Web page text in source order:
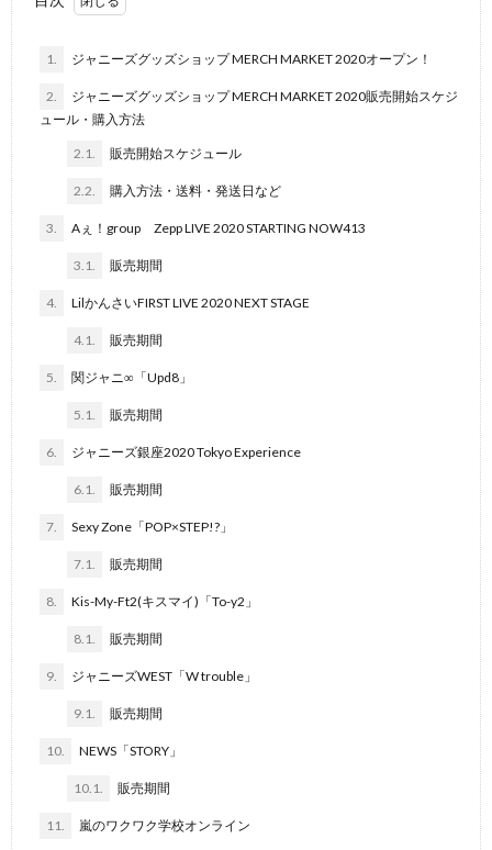
1. ジャニーズグッズショップ MERCH MARKET 2020オープン！
2.
ジャニーズグッズショップ MERCH MARKET 2020販売開始スケジ
ュール・購入方法
2.1. 販売開始スケジュール
2.2. 購入方法・送料・発送日など
3. Aぇ！group Zepp LIVE 2020 STARTING NOW413
3.1. 販売期間
4. LilかんさいFIRST LIVE 2020 NEXT STAGE
4.1. 販売期間
5. 関ジャニ∞「Upd8」
5.1. 販売期間
6. ジャニーズ銀座2020 Tokyo Experience
6.1. 販売期間
7. Sexy Zone「POP×STEP!?」
7.1. 販売期間
8. Kis-My-Ft2(キスマイ)「To-y2」
8.1. 販売期間
9. ジャニーズWEST「W trouble」
9.1. 販売期間
10. NEWS「STORY」
10.1. 販売期間
11. 嵐のワクワク学校オンライン